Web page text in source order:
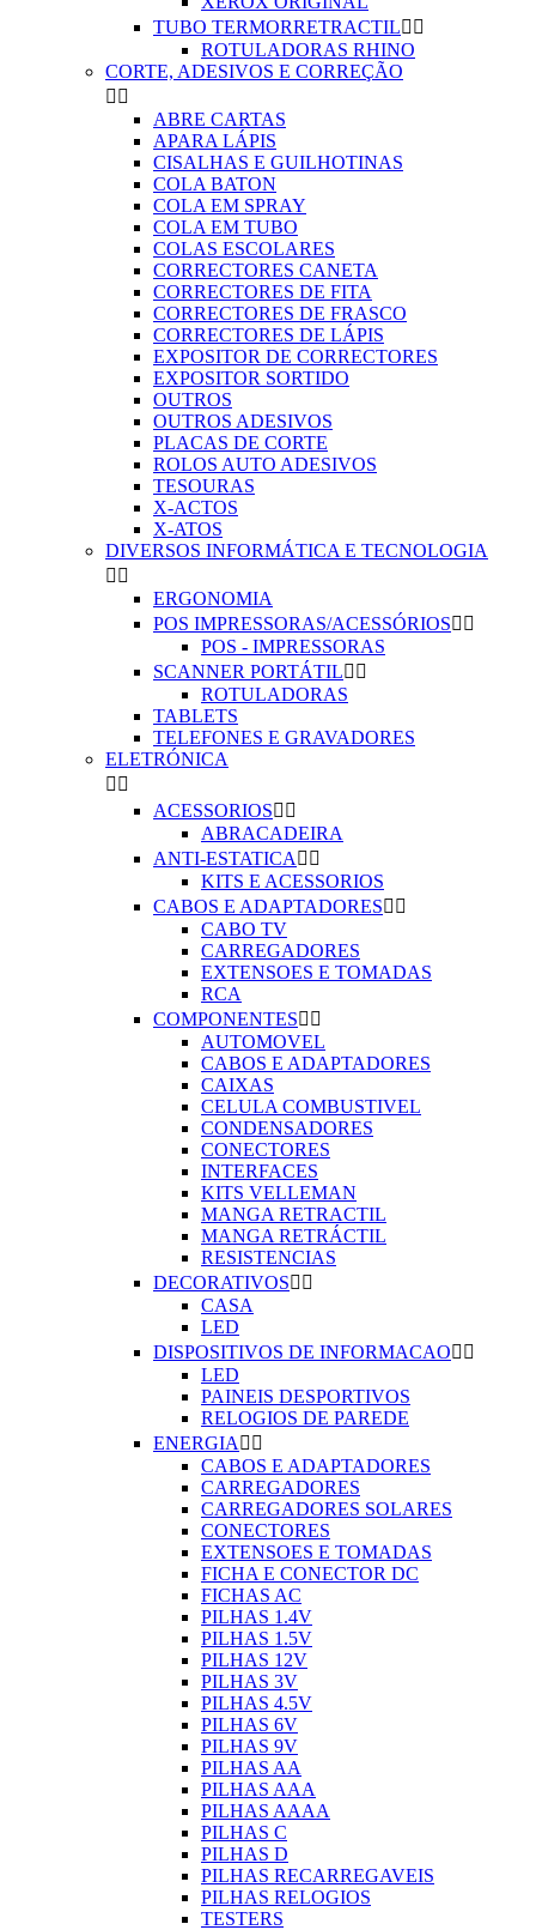
TUBO TERMORRETRACTIL 
ROTULADORAS RHINO
CORTE, ADESIVOS E CORREÇÃO
 
ABRE CARTAS
APARA LÁPIS
CISALHAS E GUILHOTINAS
COLA BATON
COLA EM SPRAY
COLA EM TUBO
COLAS ESCOLARES
CORRECTORES CANETA
CORRECTORES DE FITA
CORRECTORES DE FRASCO
CORRECTORES DE LÁPIS
EXPOSITOR DE CORRECTORES
EXPOSITOR SORTIDO
OUTROS
OUTROS ADESIVOS
PLACAS DE CORTE
ROLOS AUTO ADESIVOS
TESOURAS
X-ACTOS
X-ATOS
DIVERSOS INFORMÁTICA E TECNOLOGIA
 
ERGONOMIA
POS IMPRESSORAS/ACESSÓRIOS 
POS - IMPRESSORAS
SCANNER PORTÁTIL 
ROTULADORAS
TABLETS
TELEFONES E GRAVADORES
ELETRÓNICA
 
ACESSORIOS 
ABRACADEIRA
ANTI-ESTATICA  
KITS E ACESSORIOS
CABOS E ADAPTADORES 
CABO TV
CARREGADORES
EXTENSOES E TOMADAS
RCA
COMPONENTES 
AUTOMOVEL
CABOS E ADAPTADORES
CAIXAS
CELULA COMBUSTIVEL
CONDENSADORES
CONECTORES
INTERFACES
KITS VELLEMAN
MANGA RETRACTIL
MANGA RETRÁCTIL
RESISTENCIAS
DECORATIVOS 
CASA
LED
DISPOSITIVOS DE INFORMACAO 
LED
PAINEIS DESPORTIVOS
RELOGIOS DE PAREDE
ENERGIA  
CABOS E ADAPTADORES
CARREGADORES
CARREGADORES SOLARES
CONECTORES
EXTENSOES E TOMADAS
FICHA E CONECTOR DC
FICHAS AC
PILHAS 1.4V
PILHAS 1.5V
PILHAS 12V
PILHAS 3V
PILHAS 4.5V
PILHAS 6V
PILHAS 9V
PILHAS AA
PILHAS AAA
PILHAS AAAA
PILHAS C
PILHAS D
PILHAS RECARREGAVEIS
PILHAS RELOGIOS
TESTERS